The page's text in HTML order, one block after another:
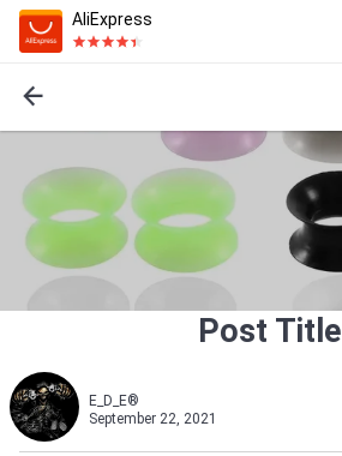
AliExpress
Post Title
E_D_E®
September 22, 2021